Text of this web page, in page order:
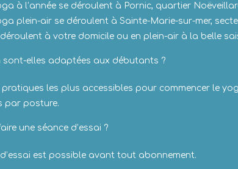
à l’année se déroulent à Pornic, quartier
plein-air se déroulent à Sainte-Marie-sur-mer,
à votre domicile ou en plein-air à la belle
sont-elles adaptées aux débutants ?
pratiques les plus accessibles pour commencer le
par posture.
une séance d’essai ?
est possible avant tout abonnement.